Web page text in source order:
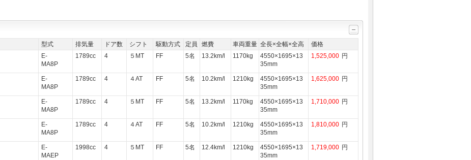
型式 排気量 ドア数 シフト 駆動方式 定員 燃費 車両重量 全長×全幅×全高
価格
E-
MA8P
1789cc 4 ５MT FF 5名 13.2km/l 1170kg
4550×1695×13
35mm
1,525,000 円
E-
MA8P
1789cc 4 ４AT FF 5名 10.2km/l 1210kg
4550×1695×13
35mm
1,625,000 円
E-
MA8P
1789cc 4 ５MT FF 5名 13.2km/l 1170kg
4550×1695×13
35mm
1,710,000 円
E-
MA8P
1789cc 4 ４AT FF 5名 10.2km/l 1210kg
4550×1695×13
35mm
1,810,000 円
E-
MAEP
1998cc 4 ５MT FF 5名 12.4km/l 1210kg
4550×1695×13
35mm
1,719,000 円